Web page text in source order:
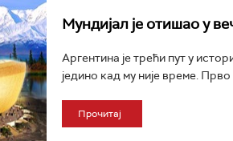
Мундијал је отишао у
Аргентина је трећи пут у
једино кад му није време.
Прочитај